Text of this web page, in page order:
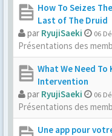
How To Seizes
Last of The Druid
par RyujiSaeki 06
Présentations des
What We Need
Intervention
par RyujiSaeki 06
Présentations des
Une app pour